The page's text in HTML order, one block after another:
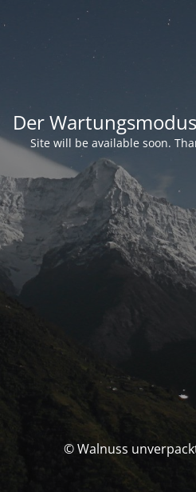
Der
Site will be available soon.
© Walnuss